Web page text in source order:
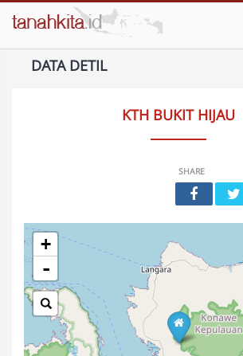
DATA DETIL
KTH BUKIT HIJAU
SHARE
+
-